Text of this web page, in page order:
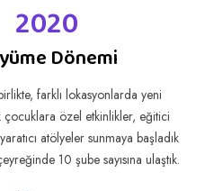
2020
Dönemi
farklı lokasyonlarda yeni
çocuklara özel etkinlikler, eğitici
atölyeler sunmaya başladık
10 şube sayısına ulaştık.